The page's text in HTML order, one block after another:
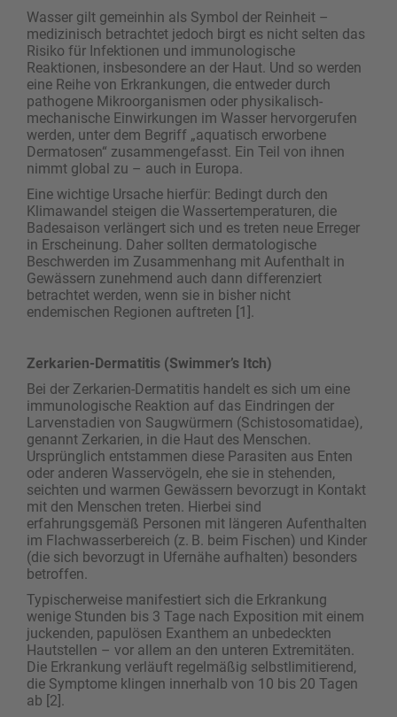
Wasser gilt gemeinhin als Symbol der Reinheit –
medizinisch betrachtet jedoch birgt es nicht selten das
Risiko für Infektionen und immunologische
Reaktionen, insbesondere an der Haut. Und so werden
eine Reihe von Erkrankungen, die entweder durch
pathogene Mikroorganismen oder physikalisch-
mechanische Einwirkungen im Wasser hervorgerufen
werden, unter dem Begriff „aquatisch erworbene
Dermatosen“ zusammengefasst. Ein Teil von ihnen
nimmt global zu – auch in Europa.
Eine wichtige Ursache hierfür: Bedingt durch den
Klimawandel steigen die Wassertemperaturen, die
Badesaison verlängert sich und es treten neue Erreger
in Erscheinung. Daher sollten dermatologische
Beschwerden im Zusammenhang mit Aufenthalt in
Gewässern zunehmend auch dann differenziert
betrachtet werden, wenn sie in bisher nicht
endemischen Regionen auftreten [1].
Zerkarien-Dermatitis (Swimmer’s Itch)
Bei der Zerkarien-Dermatitis handelt es sich um eine
immunologische Reaktion auf das Eindringen der
Larvenstadien von Saugwürmern (Schistosomatidae),
genannt Zerkarien, in die Haut des Menschen.
Ursprünglich entstammen diese Parasiten aus Enten
oder anderen Wasservögeln, ehe sie in stehenden,
seichten und warmen Gewässern bevorzugt in Kontakt
mit den Menschen treten. Hierbei sind
erfahrungsgemäß Personen mit längeren Aufenthalten
im Flachwasserbereich (z. B. beim Fischen) und Kinder
(die sich bevorzugt in Ufernähe aufhalten) besonders
betroffen.
Typischerweise manifestiert sich die Erkrankung
wenige Stunden bis 3 Tage nach Exposition mit einem
juckenden, papulösen Exanthem an unbedeckten
Hautstellen – vor allem an den unteren Extremitäten.
Die Erkrankung verläuft regelmäßig selbstlimitierend,
die Symptome klingen innerhalb von 10 bis 20 Tagen
ab [2].